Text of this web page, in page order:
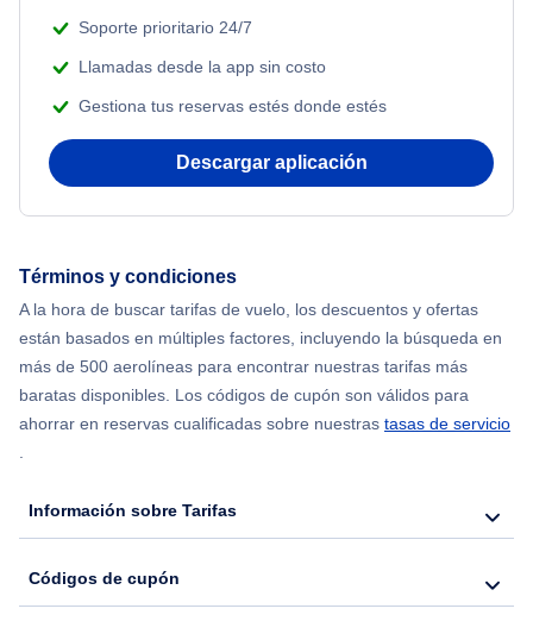
Flights from Nueva York to Mumbai
Flights from Shanghai to Nueva York
Flights from Nueva York to Seúl
Flights from Nueva York to Hong Kong
Soporte prioritario 24/7
Llamadas desde la app sin costo
Gestiona tus reservas estés donde estés
Descargar aplicación
Términos y condiciones
A la hora de buscar tarifas de vuelo, los descuentos y ofertas
están basados en múltiples factores, incluyendo la búsqueda en
más de 500 aerolíneas para encontrar nuestras tarifas más
baratas disponibles. Los códigos de cupón son válidos para
ahorrar en reservas cualificadas sobre nuestras tasas de servicio
Información sobre Tarifas
Códigos de cupón